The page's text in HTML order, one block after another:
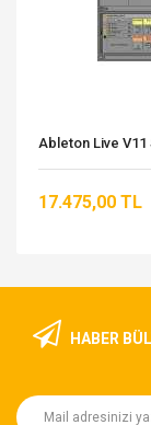
Ableton Live V11
17.475,00 TL
HABER